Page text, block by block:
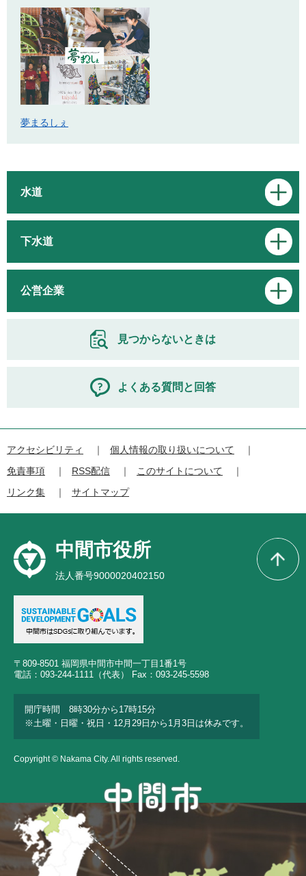
夢まるしぇ
水道
下水道
公営企業
見つからないときは
よくある質問と回答
アクセシビリティ
個人情報の取り扱いについて
免責事項
RSS配信
このサイトについて
リンク集
サイトマップ
中間市役所
法人番号9000020402150
〒809-8501 福岡県中間市中間一丁目1番1号
電話：093-244-1111（代表） Fax：093-245-5598
開庁時間 8時30分から17時15分
※土曜・日曜・祝日・12月29日から1月3日は休みです。
Copyright © Nakama City. All rights reserved.